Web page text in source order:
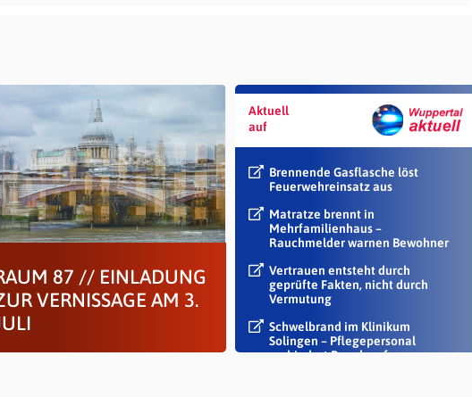
87 // EINLADUNG
VERNISSAGE AM 3.
Aktuell
auf
Brennende Gasflasche löst
Feuerwehreinsatz aus
Matratze brennt in
Mehrfamilienhaus –
Rauchmelder warnen Bewohner
Vertrauen entsteht durch
geprüfte Fakten, nicht durch
Vermutung
Schwelbrand im Klinikum
Solingen – Pflegepersonal
verhindert Rauch auf...